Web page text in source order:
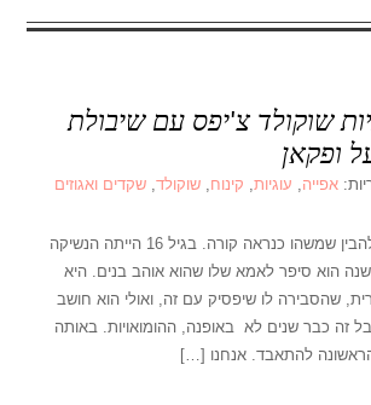
שוקולד צ'יפס עם שיבולת
ופקאן
אפייה, עוגיות, קינוח,שוקולד,שקדים ואגוזים
' בגיל 14 הוא התחיל להבין שמשהו כנראה קורה. בגיל 16 הייתה הנשיקה
הוא סיפר לאמא שלו שהוא אוהב בנים. היא
שהסבירה לו שיפסיק עם זה, ואולי הוא חושב
זה כבר שנים לא באופנה, ההומואויות. באותה
להתאבד. אנחנו […]